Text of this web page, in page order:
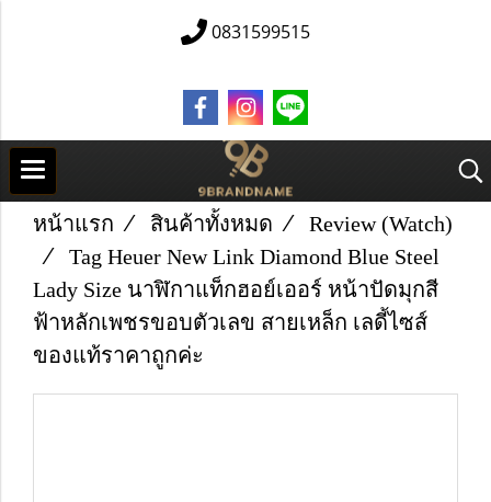
0831599515
หน้าแรก สินค้าทั้งหมด
Review (Watch)
Tag Heuer New Link Diamond Blue Steel
Lady Size นาฬิกาแท็กฮอย์เออร์ หน้าปัดมุกสี
ฟ้าหลักเพชรขอบตัวเลข สายเหล็ก เลดี้ไซส์
ของแท้ราคาถูกค่ะ